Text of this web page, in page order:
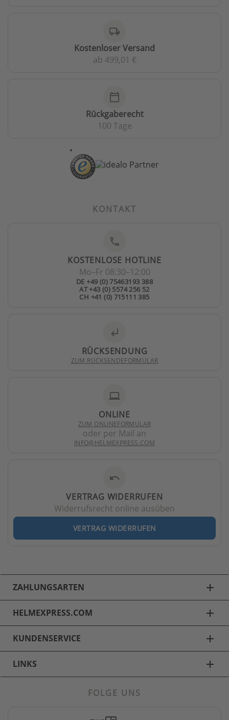
local_shipping
Kostenloser Versand
ab 499,01 €
calendar_today
Rückgaberecht
100 Tage
KONTAKT
phone
KOSTENLOSE HOTLINE
Mo–Fr 08:30–12:00
DE +49 (0) 75463193 388
AT +43 (0) 5574 256 52
CH +41 (0) 715111 385
subdirectory_arrow_left
RÜCKSENDUNG
ZUM RÜCKSENDEFORMULAR
laptop
ONLINE
ZUM ONLINEFORMULAR
oder per Mail an
INFO@HELMEXPRESS.COM
undo
VERTRAG WIDERRUFEN
Widerrufsrecht online ausüben
VERTRAG WIDERRUFEN
ZAHLUNGSARTEN add
HELMEXPRESS.COM add
KUNDENSERVICE add
LINKS add
FOLGE UNS